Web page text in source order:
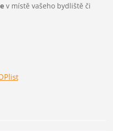
v místě vašeho bydliště či